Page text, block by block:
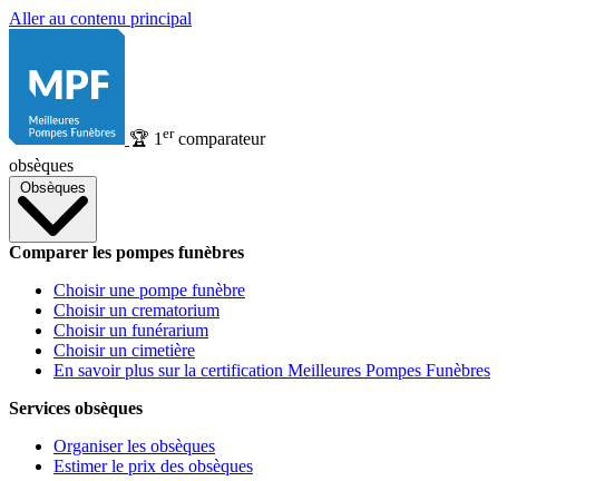
Aller au contenu principal
🏆 1 ercomparateur
obsèques
Obsèques
Comparer les pompes funèbres
Choisir une pompe funèbre
Choisir un crematorium
Choisir un funérarium
Choisir un cimetière
En savoir plus sur la certification Meilleures Pompes Funèbres
Services obsèques
Organiser les obsèques
Estimer le prix des obsèques